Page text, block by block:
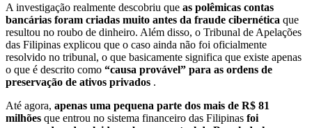
A investigação realmente descobriu que as polêmicas contas
bancárias foram criadas muito antes da fraude cibernética que
resultou no roubo de dinheiro. Além disso, o Tribunal de Apelações
das Filipinas explicou que o caso ainda não foi oficialmente
resolvido no tribunal, o que basicamente significa que existe apenas
o que é descrito como “causa provável” para as ordens de
preservação de ativos privados .
Até agora, apenas uma pequena parte dos mais de R$ 81
milhões que entrou no sistema financeiro das Filipinas foi